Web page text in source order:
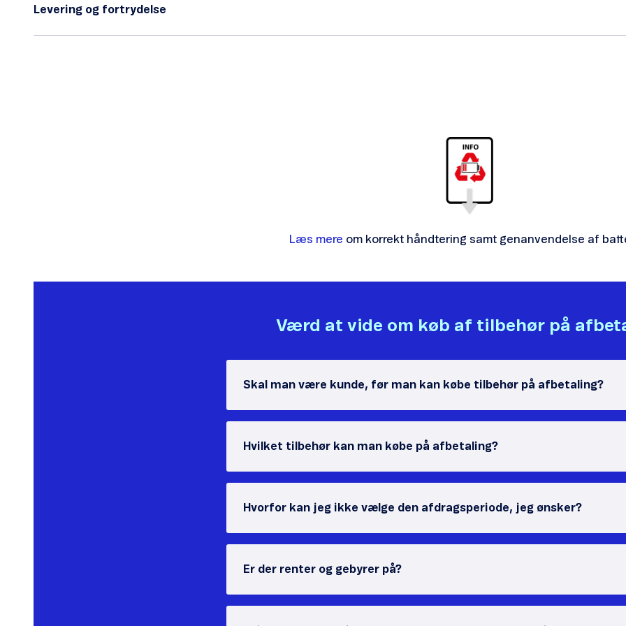
Levering og fortrydelse
Læs mere om korrekt håndtering samt genanvendelse af
Værd at vide om køb af tilbehør på
Skal man være kunde, før man kan købe tilbehør på afbetaling?
Hvilket tilbehør kan man købe på afbetaling?
Hvorfor kan jeg ikke vælge den afdragsperiode, jeg ønsker?
Er der renter og gebyrer på?